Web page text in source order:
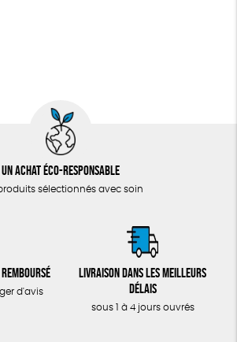
Un achat éco-responsable
sélectionnés avec soin
d'avis
Livraison dans les meilleurs
délais
sous 1 à 4 jours ouvrés